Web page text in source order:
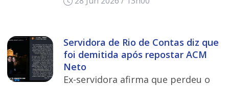
Servidora de Rio de Contas diz que
foi demitida após repostar ACM
Neto
Ex-servidora afirma que perdeu o